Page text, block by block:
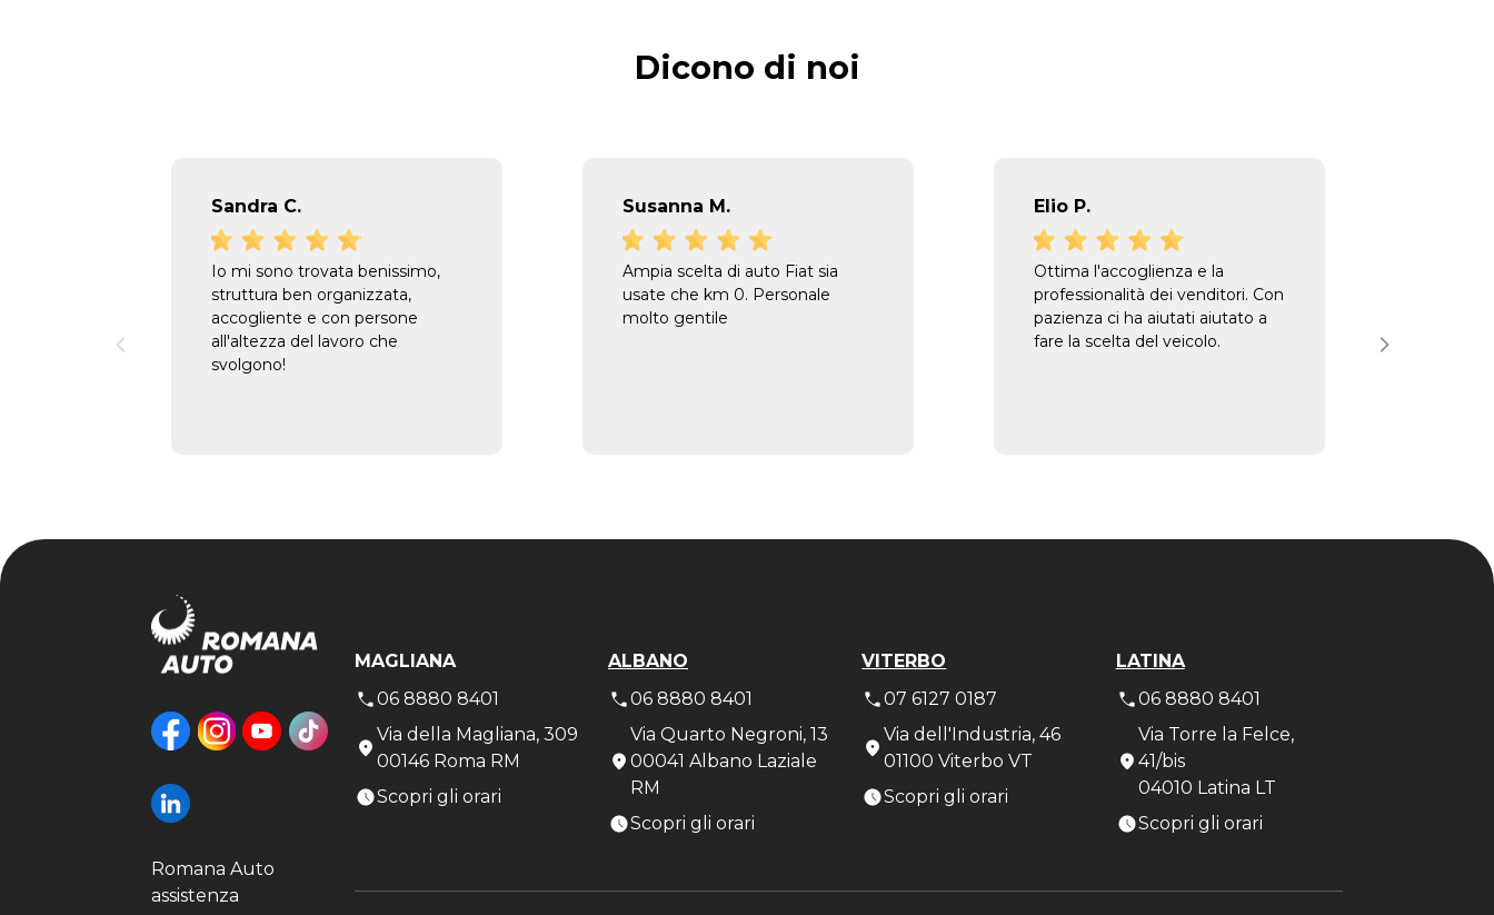
Dicono di noi
Sandra C.
Io mi sono trovata benissimo,
struttura ben organizzata,
accogliente e con persone
all'altezza del lavoro che
svolgono!
Susanna M.
Ampia scelta di auto Fiat sia
usate che km 0. Personale
molto gentile
Elio P.
Ottima l'accoglienza e la
professionalità dei venditori. Con
pazienza ci ha aiutati aiutato a
fare la scelta del veicolo.
Romana Auto
assistenza
MAGLIANA
06 8880 8401
Via della Magliana, 309
00146 Roma RM
Scopri gli orari
ALBANO
06 8880 8401
Via Quarto Negroni, 13
00041 Albano Laziale
RM
Scopri gli orari
VITERBO
07 6127 0187
Via dell'Industria, 46
01100 Viterbo VT
Scopri gli orari
LATINA
06 8880 8401
Via Torre la Felce,
41/bis
04010 Latina LT
Scopri gli orari